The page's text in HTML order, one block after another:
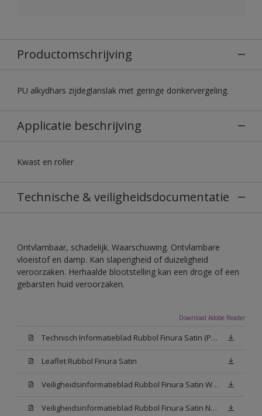
Productomschrijving
PU alkydhars zijdeglanslak met geringe donkervergeling.
Applicatie beschrijving
Kwast en roller
Technische & veiligheidsdocumentatie
Ontvlambaar, schadelijk. Waarschuwing. Ontvlambare
vloeistof en damp. Kan slaperigheid of duizeligheid
veroorzaken. Herhaalde blootstelling kan een droge of een
gebarsten huid veroorzaken.
Download Adobe Reader
Technisch Informatieblad Rubbol Finura Satin (PDF)
Leaflet Rubbol Finura Satin
Veiligheidsinformatieblad Rubbol Finura Satin W05 (MSDS)
Veiligheidsinformatieblad Rubbol Finura Satin N00 (MSDS)